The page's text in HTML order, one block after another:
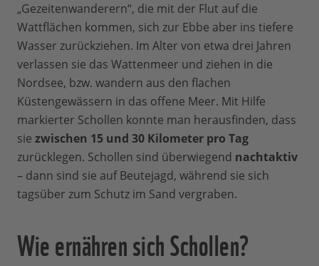
„Gezeitenwanderern“, die mit der Flut auf die
Wattflächen kommen, sich zur Ebbe aber ins tiefere
Wasser zurückziehen. Im Alter von etwa drei Jahren
verlassen sie das Wattenmeer und ziehen in die
Nordsee, bzw. wandern aus den flachen
Küstengewässern in das offene Meer. Mit Hilfe
markierter Schollen konnte man herausfinden, dass
sie zwischen 15 und 30 Kilometer pro Tag
zurücklegen. Schollen sind überwiegend nachtaktiv
– dann sind sie auf Beutejagd, während sie sich
tagsüber zum Schutz im Sand vergraben.
Wie ernähren sich Schollen?